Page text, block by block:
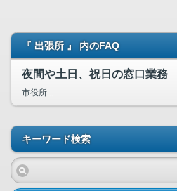
『 出張所 』 内のFAQ
夜間や土日、祝日の窓口業務
市役所...
キーワード検索